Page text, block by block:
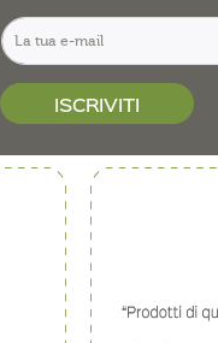
ISCRIVITI